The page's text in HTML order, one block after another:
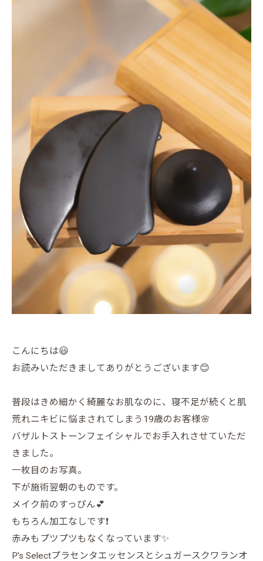
こんにちは😃
お読みいただきましてありがとうございます😊
普段はきめ細かく綺麗なお肌なのに、寝不足が続くと肌
荒れニキビに悩まされてしまう19歳のお客様🌸
バザルトストーンフェイシャルでお手入れさせていただ
きました。
一枚目のお写真。
下が施術翌朝のものです。
メイク前のすっぴん💕
もちろん加工なしです❗️
赤みもプツプツもなくなっています✨
P's Selectプラセンタエッセンスとシュガースクワランオ